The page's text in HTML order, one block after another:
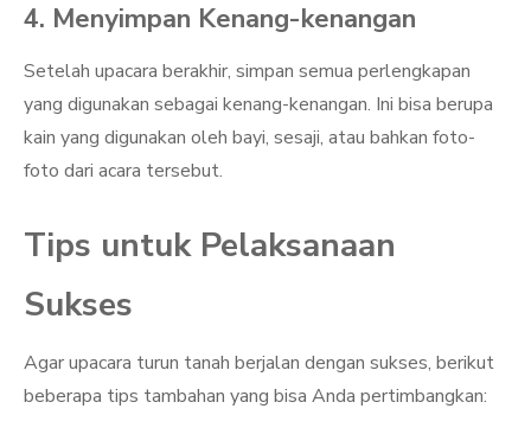
4. Menyimpan Kenang-kenangan
Setelah upacara berakhir, simpan semua perlengkapan
yang digunakan sebagai kenang-kenangan. Ini bisa berupa
kain yang digunakan oleh bayi, sesaji, atau bahkan foto-
foto dari acara tersebut.
Tips untuk Pelaksanaan
Sukses
Agar upacara turun tanah berjalan dengan sukses, berikut
beberapa tips tambahan yang bisa Anda pertimbangkan: